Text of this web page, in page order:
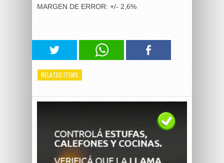
MARGEN DE ERROR: +/- 2,6%
RELATED ITEMS